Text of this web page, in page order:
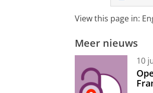
View this page in:
Meer nieuws
10